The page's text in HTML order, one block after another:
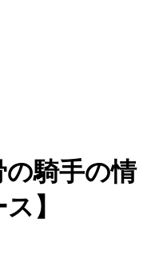
の騎手の情
】